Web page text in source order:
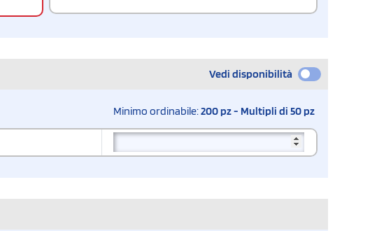
Vedi disponibilità
Minimo ordinabile:200 pz - Multipli di 50 pz